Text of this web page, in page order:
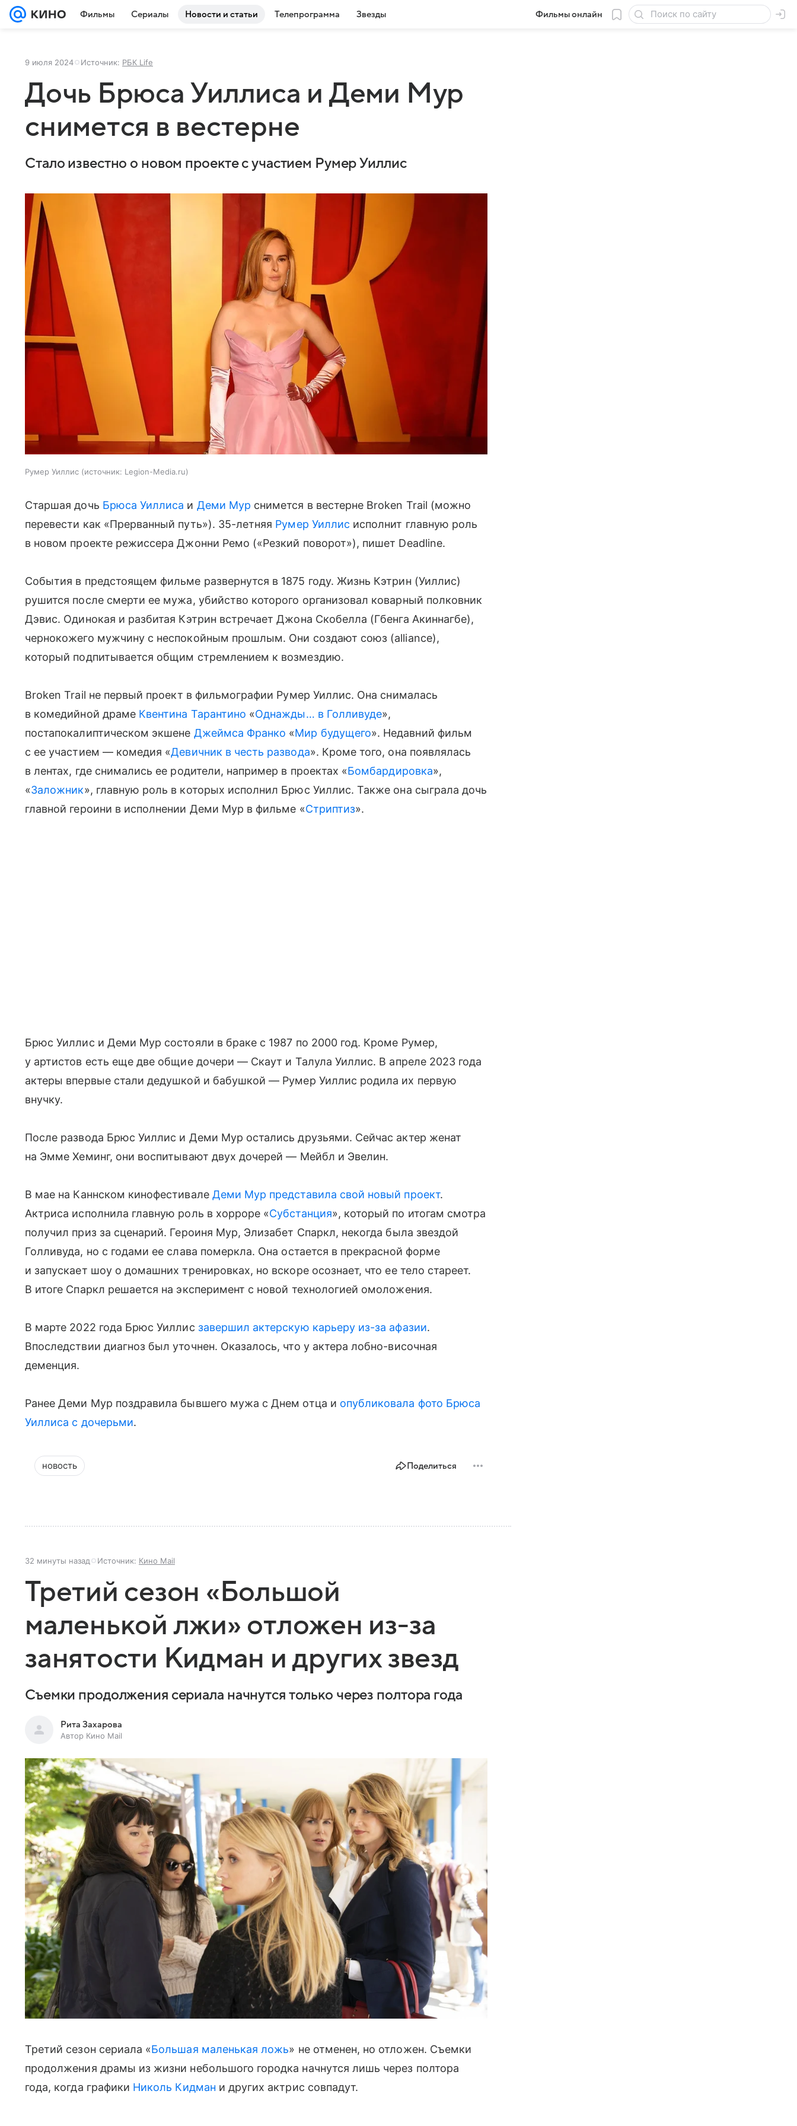
Фильмы Сериалы Новости и статьи Телепрограмма Звезды Фильмы онлайн
9 июля 2024 Источник: РБК Life
Дочь Брюса Уиллиса и Деми Мур
снимется в вестерне
Стало известно о новом проекте с участием Румер Уиллис
Румер Уиллис источник: Legion-Media.ru
Старшая дочь Брюса Уиллиса и Деми Мур снимется в вестерне Broken Trail (можно
перевести как «Прерванный путь»). 35-летняя Румер Уиллис исполнит главную роль
в новом проекте режиссера Джонни Ремо («Резкий поворот»), пишет Deadline.
События в предстоящем фильме развернутся в 1875 году. Жизнь Кэтрин (Уиллис)
рушится после смерти ее мужа, убийство которого организовал коварный полковник
Дэвис. Одинокая и разбитая Кэтрин встречает Джона Скобелла (Гбенга Акиннагбе),
чернокожего мужчину с неспокойным прошлым. Они создают союз (alliance),
который подпитывается общим стремлением к возмездию.
Broken Trail не первый проект в фильмографии Румер Уиллис. Она снималась
в комедийной драме Квентина Тарантино «Однажды… в Голливуде»,
постапокалиптическом экшене Джеймса Франко «Мир будущего». Недавний фильм
с ее участием — комедия «Девичник в честь развода». Кроме того, она появлялась
в лентах, где снимались ее родители, например в проектах «Бомбардировка»,
«Заложник», главную роль в которых исполнил Брюс Уиллис. Также она сыграла дочь
главной героини в исполнении Деми Мур в фильме «Стриптиз».
Брюс Уиллис и Деми Мур состояли в браке с 1987 по 2000 год. Кроме Румер,
у артистов есть еще две общие дочери — Скаут и Талула Уиллис. В апреле 2023 года
актеры впервые стали дедушкой и бабушкой — Румер Уиллис родила их первую
внучку.
После развода Брюс Уиллис и Деми Мур остались друзьями. Сейчас актер женат
на Эмме Хеминг, они воспитывают двух дочерей — Мейбл и Эвелин.
В мае на Каннском кинофестивале Деми Мур представила свой новый проект.
Актриса исполнила главную роль в хорроре «Субстанция», который по итогам смотра
получил приз за сценарий. Героиня Мур, Элизабет Спаркл, некогда была звездой
Голливуда, но с годами ее слава померкла. Она остается в прекрасной форме
и запускает шоу о домашних тренировках, но вскоре осознает, что ее тело стареет.
В итоге Спаркл решается на эксперимент с новой технологией омоложения.
В марте 2022 года Брюс Уиллис завершил актерскую карьеру из-за афазии.
Впоследствии диагноз был уточнен. Оказалось, что у актера лобно-височная
деменция.
Ранее Деми Мур поздравила бывшего мужа с Днем отца и опубликовала фото Брюса
Уиллиса с дочерьми.
новость Поделиться
32 минуты назад Источник: Кино Mail
Третий сезон «Большой
маленькой лжи» отложен из-за
занятости Кидман и других звезд
Съемки продолжения сериала начнутся только через полтора года
Рита Захарова
Автор Кино Mail
Третий сезон сериала «Большая маленькая ложь» не отменен, но отложен. Съемки
продолжения драмы из жизни небольшого городка начнутся лишь через полтора
года, когда графики Николь Кидман и других актрис совпадут.